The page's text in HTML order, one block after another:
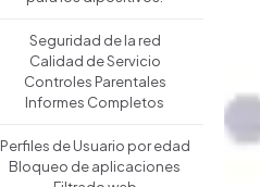
Seguridad de la red
Calidad de Servicio
Controles Parentales
Informes Completos
Perfiles de Usuario por edad
Bloqueo de aplicaciones